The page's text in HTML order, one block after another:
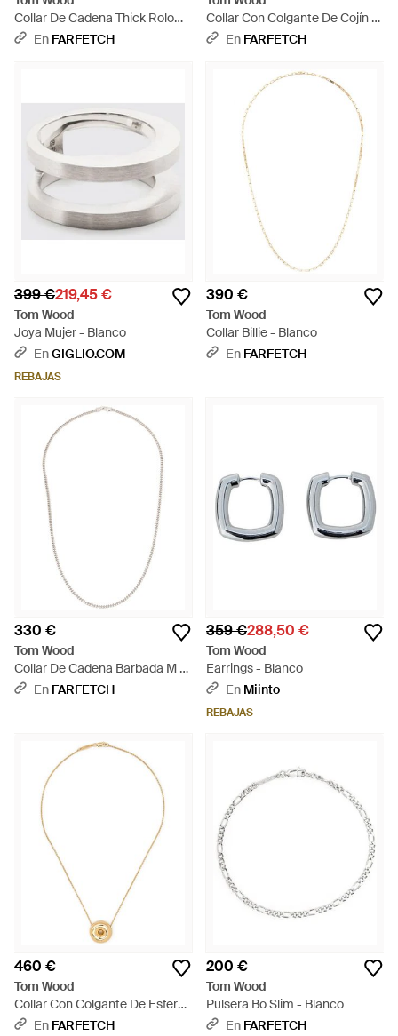
Collar De Cadena Thick Rolo
Chain - Blanco
En FARFETCH
Collar Con Colgante De Cojín -
Metálico
En FARFETCH
399 €219,45 €
Tom Wood
Joya Mujer - Blanco
EnGIGLIO.COM
REBAJAS
390 €
Tom Wood
Collar Billie - Blanco
En FARFETCH
330 €
Tom Wood
Collar De Cadena Barbada M -
Blanco
En FARFETCH
359 €288,50 €
Tom Wood
Earrings - Blanco
En Miinto
REBAJAS
460 €
Tom Wood
Collar Con Colgante De Esfera
- Neutro
En FARFETCH
200 €
Tom Wood
Pulsera Bo Slim - Blanco
En FARFETCH